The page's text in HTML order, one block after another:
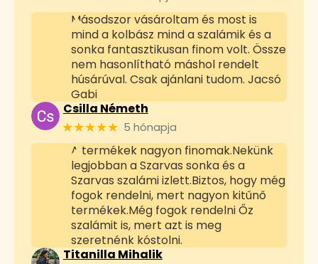
Másodszor vásároltam és most is
mind a kolbász mind a szalámik és a
sonka fantasztikusan finom volt. Össze
nem hasonlítható máshol rendelt
húsárúval. Csak ajánlani tudom. Jacsó
Gabi
Csilla Németh
★★★★★ 5 hónapja
A termékek nagyon finomak.Nekünk
legjobban a Szarvas sonka és a
Szarvas szalámi izlett.Biztos, hogy még
fogok rendelni, mert nagyon kitűnő
termékek.Még fogok rendelni Őz
szalámit is, mert azt is meg
szeretnénk kóstolni.
Titanilla Mihalik